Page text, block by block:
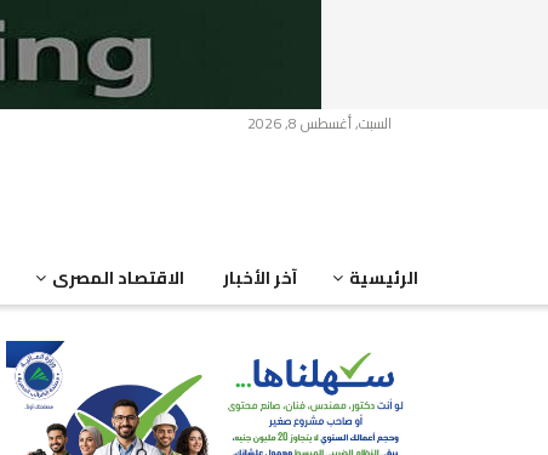
السبت, أغسطس 8, 2026
الرئيسية آخر الأخبار الاقتصاد المصرى